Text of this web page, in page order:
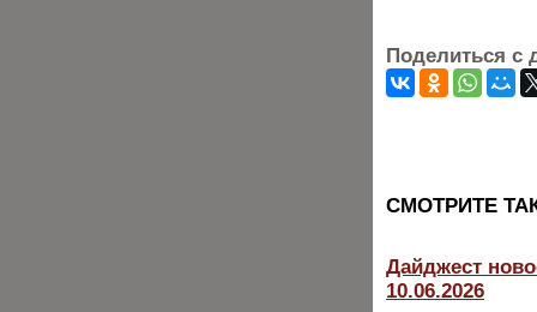
Поделиться с
CМОТРИТЕ
Дайджест
10.06.2026